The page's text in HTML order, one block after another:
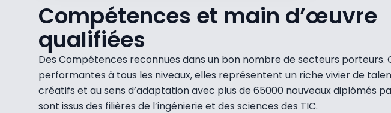
Compétences et main d’œuvre
qualifiées
Des Compétences reconnues dans un bon nombre de secteurs porteurs.
performantes à tous les niveaux, elles représentent un riche vivier de
créatifs et au sens d’adaptation avec plus de 65000 nouveaux diplômés
sont issus des filières de l’ingénierie et des sciences des TIC.